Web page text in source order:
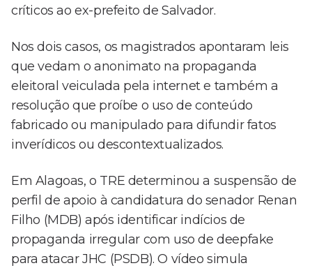
críticos ao ex-prefeito de Salvador.
Nos dois casos, os magistrados apontaram leis
que vedam o anonimato na propaganda
eleitoral veiculada pela internet e também a
resolução que proíbe o uso de conteúdo
fabricado ou manipulado para difundir fatos
inverídicos ou descontextualizados.
Em Alagoas, o TRE determinou a suspensão de
perfil de apoio à candidatura do senador Renan
Filho (MDB) após identificar indícios de
propaganda irregular com uso de deepfake
para atacar JHC (PSDB). O vídeo simula